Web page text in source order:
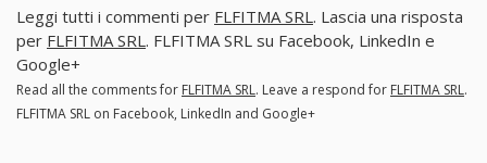
Leggi tutti i commenti per FLFITMA SRL . Lascia una risposta
per FLFITMA SRL . FLFITMA SRL su Facebook, LinkedIn e
Google+
Read all the comments for FLFITMA SRL. Leave a respond for FLFITMA SRL.
FLFITMA SRL on Facebook, LinkedIn and Google+